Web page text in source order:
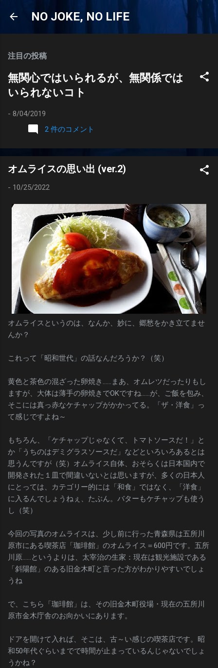
スキップしてメイン コンテンツに移動
NO JOKE, NO LIFE
注目の投稿
無関心ではいられるが、無関係では
いられないコト
- 8/04/2019
2 件のコメント
オムライスの思い出 (ver.2)
- 10/25/2022
オムライスというのは、なんか、妙に、郷愁をかき立てませ
んか？
これって「昭和世代」の話なんだろうか？（笑）
黄色と茶色の混ざった卵焼き……まあ、オムレツだったりもし
ますが、大体は薄手の卵焼きでOKですね……が、ご飯を包み、
そこには真っ赤なケチャップがかかってる。「ザ・洋食」っ
て感じですよね～
もちろん、「ケチャップじゃなくて、トマトソースだ！」と
か「うちのはデミグラスソースだ」などといろいろあるとは
思うんですが（笑）オムライス自体、おそらくは日本国内で
開発された１皿で間違いないとは思いますが、多くの日本人
にとっては、カテゴリー的には「和食」ではなく、「洋食」
に入るんでしょうねぇ、たぶん。バターもケチャップも使う
し（笑）
今回の写真のオムライスは、少し前に行った青森県は五所川
原市にある喫茶店「珈琲館」のオムライス＝600円です。五所
川原……というよりは、太宰治の生家：現在は観光施設である
「斜陽館」のある旧金木町と言った方がわかりやすいでしょ
うね
で、こちら「珈琲館」は、その旧金木町役場・現在の五所川
原市金木庁舎のお向かいにあります。
ドアを開けて入れば、そこは、古～い感じの喫茶店です。昭
和50年代ぐらいまでで時間が止まっているんじゃないでしょ
うかね？